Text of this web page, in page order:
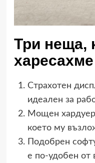
Три неща,
харесахме
Страхотен
идеален за
Мощен хардуер
което му
Подобрен
е по-удобен от